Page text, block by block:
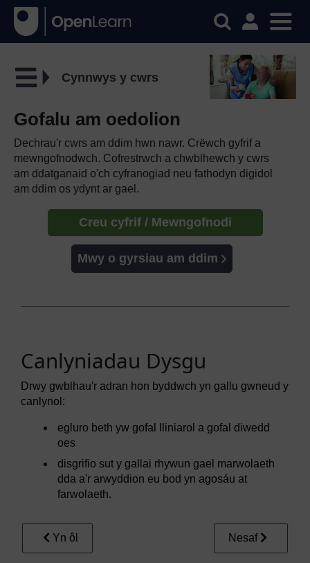
Cynnwys y cwrs
Gofalu am oedolion
Dechrau'r cwrs am ddim hwn nawr. Crëwch gyfrif a
mewngofnodwch. Cofrestrwch a chwblhewch y cwrs
am ddatganaid o'ch cyfranogiad neu fathodyn digidol
am ddim os ydynt ar gael.
Creu cyfrif / Mewngofnodi
Mwy o gyrsiau am ddim
Canlyniadau Dysgu
Drwy gwblhau'r adran hon byddwch yn gallu gwneud y
canlynol:
egluro beth yw gofal lliniarol a gofal diwedd
oes
disgrifio sut y gallai rhywun gael marwolaeth
dda a'r arwyddion eu bod yn agosáu at
farwolaeth.
Yn ôl Nesaf